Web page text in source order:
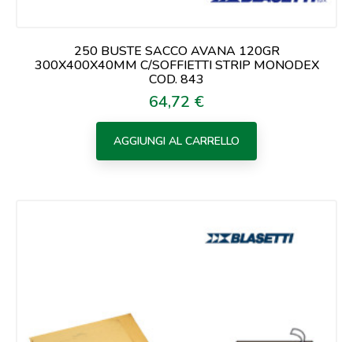
250 BUSTE SACCO AVANA 120GR
300X400X40MM C/SOFFIETTI STRIP MONODEX
COD. 843
Prezzo
64,72 €
AGGIUNGI AL CARRELLO